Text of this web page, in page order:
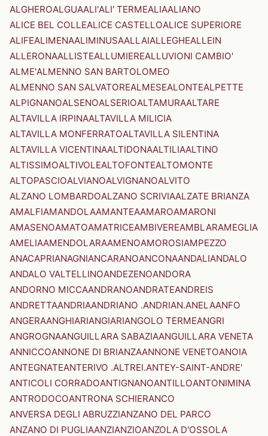
ALGHEROALGUAALI'ALI' TERMEALIAALIANO
ALICE BEL COLLEALICE CASTELLOALICE SUPERIORE
ALIFEALIMENAALIMINUSAALLAIALLEGHEALLEIN
ALLERONAALLISTEALLUMIEREALLUVIONI CAMBIO'
ALME'ALMENNO SAN BARTOLOMEO
ALMENNO SAN SALVATOREALMESEALONTEALPETTE
ALPIGNANOALSENOALSERIOALTAMURAALTARE
ALTAVILLA IRPINAALTAVILLA MILICIA
ALTAVILLA MONFERRATOALTAVILLA SILENTINA
ALTAVILLA VICENTINAALTIDONAALTILIAALTINO
ALTISSIMOALTIVOLEALTOFONTEALTOMONTE
ALTOPASCIOALVIANOALVIGNANOALVITO
ALZANO LOMBARDOALZANO SCRIVIAALZATE BRIANZA
AMALFIAMANDOLAAMANTEAAMAROAMARONI
AMASENOAMATOAMATRICEAMBIVEREAMBLARAMEGLIA
AMELIAAMENDOLARAAMENOAMOROSIAMPEZZO
ANACAPRIANAGNIANCARANOANCONAANDALIANDALO
ANDALO VALTELLINOANDEZENOANDORA
ANDORNO MICCAANDRANOANDRATEANDREIS
ANDRETTAANDRIAANDRIANO .ANDRIAN.ANELAANFO
ANGERAANGHIARIANGIARIANGOLO TERMEANGRI
ANGROGNAANGUILLARA SABAZIAANGUILLARA VENETA
ANNICCOANNONE DI BRIANZAANNONE VENETOANOIA
ANTEGNATEANTERIVO .ALTREI.ANTEY-SAINT-ANDRE'
ANTICOLI CORRADOANTIGNANOANTILLOANTONIMINA
ANTRODOCOANTRONA SCHIERANCO
ANVERSA DEGLI ABRUZZIANZANO DEL PARCO
ANZANO DI PUGLIAANZIANZIOANZOLA D'OSSOLA